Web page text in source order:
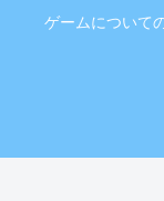
ゲームについて